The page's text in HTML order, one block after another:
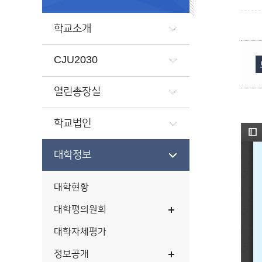
학교소개
CJU2030
열린총장실
학교법인
대학정보
대학현황
대학평의원회
대학자체평가
정보공개